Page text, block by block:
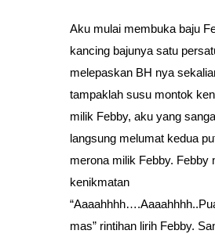
Aku mulai membuka baju
kancing bajunya satu
melepaskan BH nya
tampaklah susu montok
milik Febby, aku yang
langsung melumat kedua
merona milik Febby. Febby
kenikmatan
mas” rintihan lirih Febby.